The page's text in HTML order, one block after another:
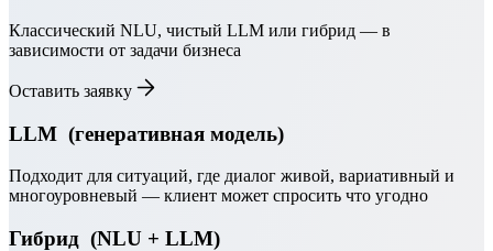
Классический NLU, чистый LLM или гибрид — в
зависимости от задачи бизнеса
Оставить заявку
LLM ​ (генеративная модель)​
Подходит для ситуаций, где диалог живой, вариативный и
многоуровневый — клиент может спросить что угодно
Гибрид ​ (NLU + LLM)​